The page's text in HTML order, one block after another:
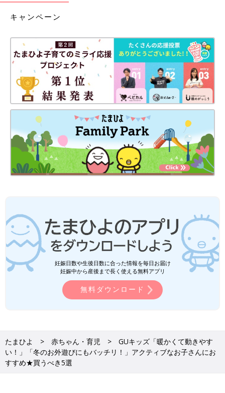
キャンペーン
妊娠日数や生後日数に合った情報を毎日お届け
妊娠中から産後まで長く使える無料アプリ
無料ダウンロード
たまひよ 赤ちゃん・育児
GUキッズ「暖かくて動きやす
い！」「冬のお外遊びにもバッチリ！」アクティブなお子さんにお
すすめ★買うべき5選